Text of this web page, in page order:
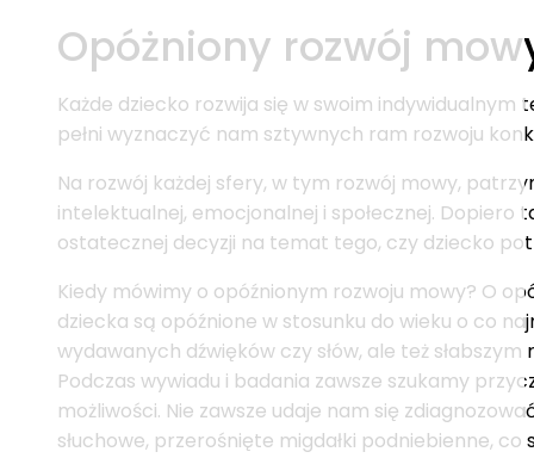
Opóżniony rozwój
Każde dziecko rozwija się w swoim
pełni wyznaczyć nam sztywnych ram rozwoju
Na rozwój każdej sfery, w tym rozwój mowy,
intelektualnej, emocjonalnej i społecznej.
ostatecznej decyzji na temat tego, czy dziecko
Kiedy mówimy o opóźnionym rozwoju mowy? O
dziecka są opóźnione w stosunku do wieku o co
wydawanych dźwięków czy słów, ale też
Podczas wywiadu i badania zawsze szukamy
możliwości. Nie zawsze udaje nam się
słuchowe, przerośnięte migdałki podniebienne, co